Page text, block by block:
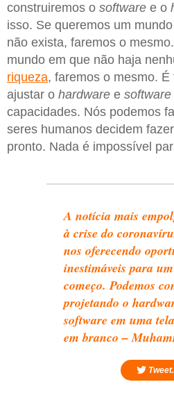
construiremos o software e o
isso. Se queremos um
não exista, faremos o
mundo em que não haja
riqueza, faremos o mesmo.
ajustar o hardware e software
capacidades. Nós podemos
seres humanos decidem
pronto. Nada é impossível
A notícia mais
à crise do
nos oferecendo
inestimáveis para
começo. Podemos
projetando o
software em uma
em branco –
Tweet.